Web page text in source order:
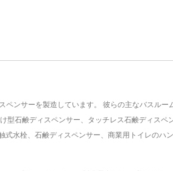
ンサーを製造しています。 彼らの主なバスル
石鹸ディスペンサー、タッチレス石鹸ディス
水栓、石鹸ディスペンサー、商業用トイレの